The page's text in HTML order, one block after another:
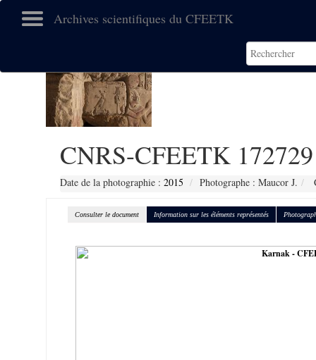
Archives scientifiques du CFEETK
CNRS-CFEETK 172729
Date de la photographie : 2015 Photographe : Maucor J.
Consulter le document Information sur les éléments représentés